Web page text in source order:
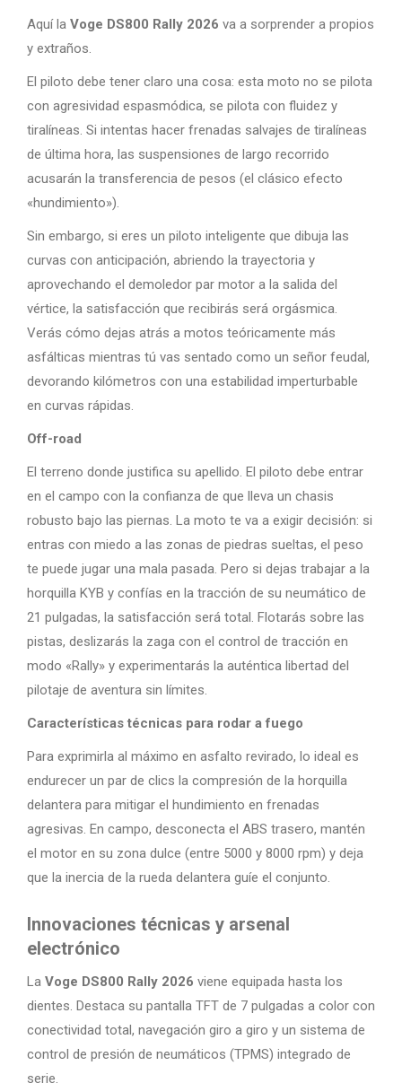
Aquí la Voge DS800 Rally 2026 va a sorprender a propios
y extraños.
El piloto debe tener claro una cosa: esta moto no se pilota
con agresividad espasmódica, se pilota con fluidez y
tiralíneas. Si intentas hacer frenadas salvajes de tiralíneas
de última hora, las suspensiones de largo recorrido
acusarán la transferencia de pesos (el clásico efecto
«hundimiento»).
Sin embargo, si eres un piloto inteligente que dibuja las
curvas con anticipación, abriendo la trayectoria y
aprovechando el demoledor par motor a la salida del
vértice, la satisfacción que recibirás será orgásmica.
Verás cómo dejas atrás a motos teóricamente más
asfálticas mientras tú vas sentado como un señor feudal,
devorando kilómetros con una estabilidad imperturbable
en curvas rápidas.
Off-road
El terreno donde justifica su apellido. El piloto debe entrar
en el campo con la confianza de que lleva un chasis
robusto bajo las piernas. La moto te va a exigir decisión: si
entras con miedo a las zonas de piedras sueltas, el peso
te puede jugar una mala pasada. Pero si dejas trabajar a la
horquilla KYB y confías en la tracción de su neumático de
21 pulgadas, la satisfacción será total. Flotarás sobre las
pistas, deslizarás la zaga con el control de tracción en
modo «Rally» y experimentarás la auténtica libertad del
pilotaje de aventura sin límites.
Características técnicas para rodar a fuego
Para exprimirla al máximo en asfalto revirado, lo ideal es
endurecer un par de clics la compresión de la horquilla
delantera para mitigar el hundimiento en frenadas
agresivas. En campo, desconecta el ABS trasero, mantén
el motor en su zona dulce (entre 5000 y 8000 rpm) y deja
que la inercia de la rueda delantera guíe el conjunto.
Innovaciones técnicas y arsenal
electrónico
La Voge DS800 Rally 2026 viene equipada hasta los
dientes. Destaca su pantalla TFT de 7 pulgadas a color con
conectividad total, navegación giro a giro y un sistema de
control de presión de neumáticos (TPMS) integrado de
serie.